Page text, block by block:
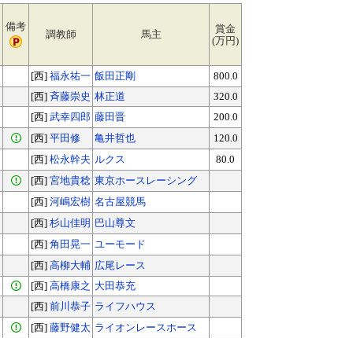
備考
調教師 馬主
賞金
(万円)
[西] 福永祐一 飯田正剛
800.0
[西] 斉藤崇史 林正道
320.0
[西] 武幸四郎 藤田晋
200.0
[西] 平田修 亀井哲也
120.0
[西] 松永幹夫 ルクス
80.0
[西] 宮地貴稔 東京ホースレーシング
[西] 河嶋宏樹 名古屋競馬
[西] 杉山佳明 巴山尊文
[西] 角田晃一 ユーモード
[西] 高柳大輔 広尾レース
[西] 高橋康之 大田恭充
[西] 前川恭子 ライフハウス
[西] 藤野健太 ライオンレースホース